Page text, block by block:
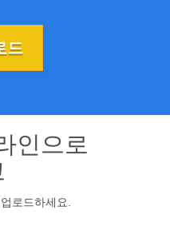
드
인으로
로드하세요.